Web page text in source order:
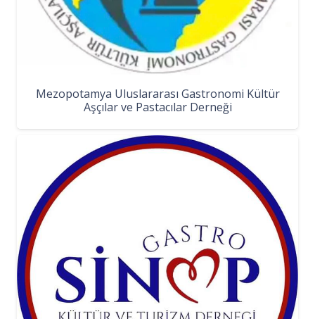
Mezopotamya Uluslararası Gastronomi Kültür
Aşçılar ve Pastacılar Derneği